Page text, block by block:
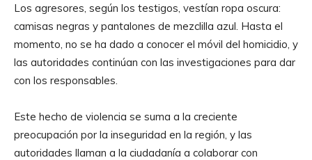
Los agresores, según los testigos, vestían ropa oscura:
camisas negras y pantalones de mezclilla azul. Hasta el
momento, no se ha dado a conocer el móvil del homicidio, y
las autoridades continúan con las investigaciones para dar
con los responsables.
Este hecho de violencia se suma a la creciente
preocupación por la inseguridad en la región, y las
autoridades llaman a la ciudadanía a colaborar con